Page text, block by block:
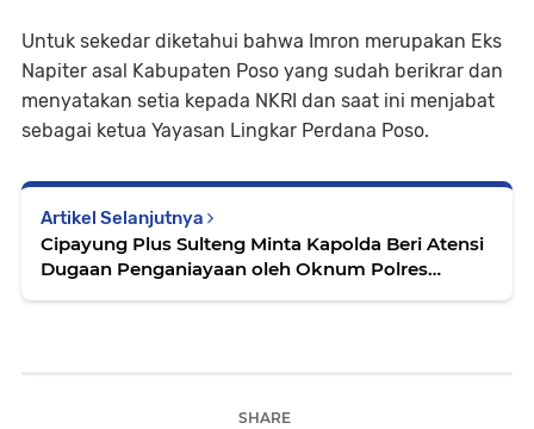
Untuk sekedar diketahui bahwa Imron merupakan Eks
Napiter asal Kabupaten Poso yang sudah berikrar dan
menyatakan setia kepada NKRI dan saat ini menjabat
sebagai ketua Yayasan Lingkar Perdana Poso.
Artikel Selanjutnya
Cipayung Plus Sulteng Minta Kapolda Beri Atensi
Dugaan Penganiayaan oleh Oknum Polres
SHARE